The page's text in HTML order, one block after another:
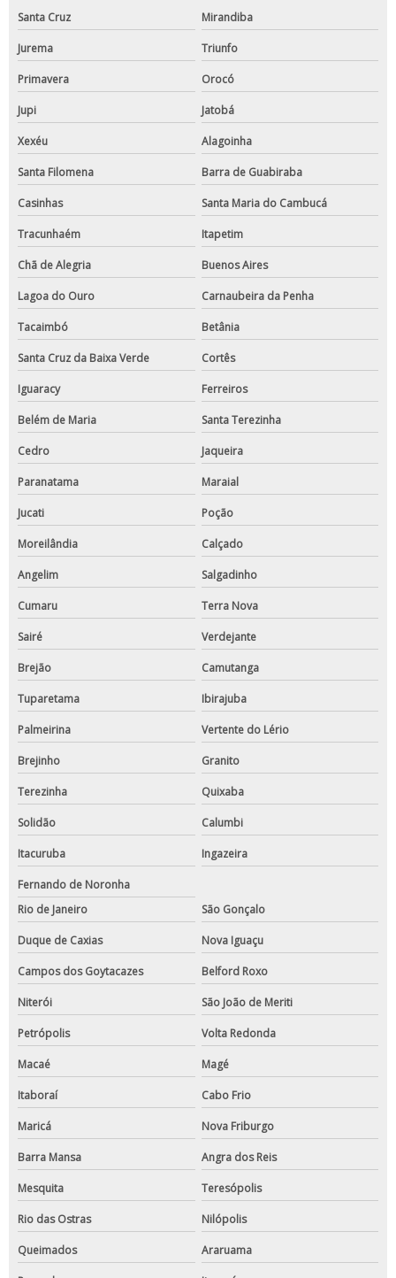
Santa Cruz Mirandiba
Jurema Triunfo
Primavera Orocó
Jupi Jatobá
Xexéu Alagoinha
Santa Filomena Barra de Guabiraba
Casinhas Santa Maria do Cambucá
Tracunhaém Itapetim
Chã de Alegria Buenos Aires
Lagoa do Ouro Carnaubeira da Penha
Tacaimbó Betânia
Santa Cruz da Baixa Verde Cortês
Iguaracy Ferreiros
Belém de Maria Santa Terezinha
Cedro Jaqueira
Paranatama Maraial
Jucati Poção
Moreilândia Calçado
Angelim Salgadinho
Cumaru Terra Nova
Sairé Verdejante
Brejão Camutanga
Tuparetama Ibirajuba
Palmeirina Vertente do Lério
Brejinho Granito
Terezinha Quixaba
Solidão Calumbi
Itacuruba Ingazeira
Fernando de Noronha
Rio de Janeiro
São Gonçalo
Duque de Caxias Nova Iguaçu
Campos dos Goytacazes Belford Roxo
Niterói São João de Meriti
Petrópolis Volta Redonda
Macaé Magé
Itaboraí Cabo Frio
Maricá Nova Friburgo
Barra Mansa Angra dos Reis
Mesquita Teresópolis
Rio das Ostras Nilópolis
Queimados Araruama